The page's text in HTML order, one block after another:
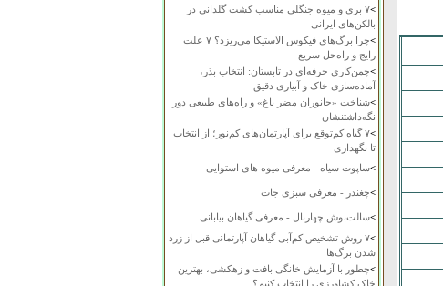
>
۷ بری و میوه جنگلی مناسب کشت گلدانی در
بالکن‌های ایرانی
>
چرا برگ‌های فیکوس الاستیکا می‌ریزد؟ ۷ علت
رایج و راه‌حل سریع
>چمن‌کاری حرفه‌ای در تابستان: انتخاب بذر،
آماده‌سازی خاک و آبیاری دقیق
>شناخت «جانوران مضر باغ» و راه‌های طبیعی دور
نگه‌داشتنشان
>
۷ گیاه کم‌توقع برای آپارتمان‌های کم‌نور؛ از انتخاب
تا نگهداری
>ساپوت سیاه - معرفی میوه های استوایی
>چغندر - معرفی سبزی جات
>سالت‌بوش چهاربال - معرفی گیاهان بیابانی
>
۷ روش تشخیص کم‌آبی گیاهان آپارتمانی قبل از زرد
شدن برگ‌ها
>چطور با آزمایش خانگی بافت و زهکشی، بهترین
خاک کشاورزی را انتخاب کنیم؟